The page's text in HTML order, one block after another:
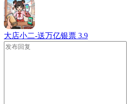
大店小二-送万亿银票 3.9